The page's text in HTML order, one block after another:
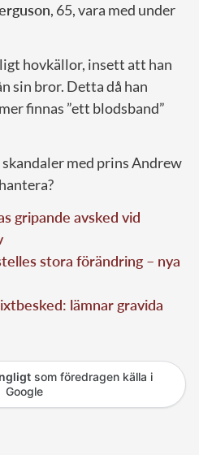
, 65, vara med under
hovkällor, insett att han
sin bror. Detta då han
finnas ”ett blodsband”
med prins Andrew
gripande avsked vid
stora förändring – nya
lämnar gravida
som föredragen källa i
Google